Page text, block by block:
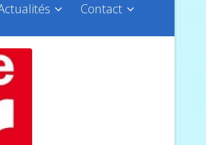
Contact